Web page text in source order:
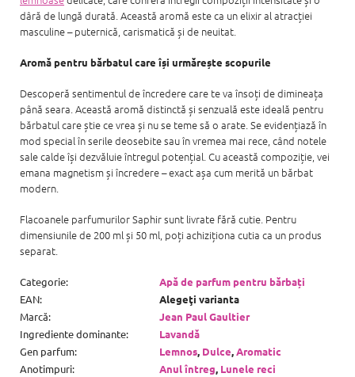
dâră de lungă durată. Această aromă este ca un elixir al atracției
masculine – puternică, carismatică și de neuitat.
Aromă pentru bărbatul care își urmărește scopurile
Descoperă sentimentul de încredere care te va însoți de dimineața
până seara. Această aromă distinctă și senzuală este ideală pentru
bărbatul care știe ce vrea și nu se teme să o arate. Se evidențiază în
mod special în serile deosebite sau în vremea mai rece, când notele
sale calde își dezvăluie întregul potențial. Cu această compoziție, vei
emana magnetism și încredere – exact așa cum merită un bărbat
modern.
Flacoanele parfumurilor Saphir sunt livrate fără cutie. Pentru
dimensiunile de 200 ml și 50 ml, poți achiziționa cutia ca un produs
separat.
Categorie:
Apă de parfum pentru bărbați
EAN:
Alegeţi varianta
Marcă:
Jean Paul Gaultier
Ingrediente dominante:
Lavandă
Gen parfum: Lemnos, Dulce,Aromatic
Anotimpuri: Anul întreg, Lunele reci